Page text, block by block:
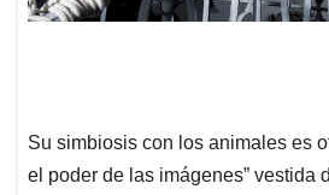
Su simbiosis con los animales es
el poder de las imágenes” vestida